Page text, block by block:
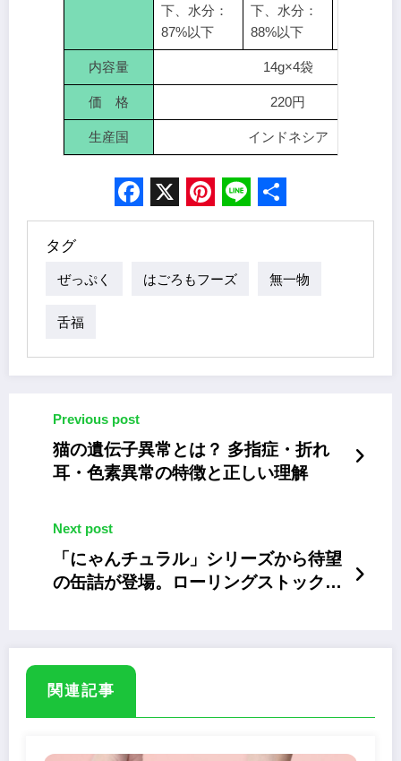
下、水分：
87%以下
下、水分：
88%以下
内容量 14g×4袋
価 格 220円
生産国 インドネシア
Facebook
X Pinterest
LineShare
タグ
ぜっぷく はごろもフーズ 無一物
舌福
Previous post
猫の遺伝子異常とは？ 多指症・折れ
耳・色素異常の特徴と正しい理解
Next post
「にゃんチュラル」シリーズから待望
の缶詰が登場。ローリングストックに
関連記事